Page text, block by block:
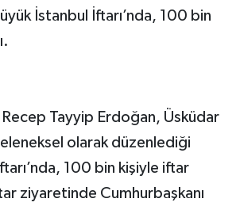
İstanbul İftarı’nda, 100 bin
Recep Tayyip Erdoğan, Üsküdar
olarak düzenlediği
100 bin kişiyle iftar
ziyaretinde Cumhurbaşkanı